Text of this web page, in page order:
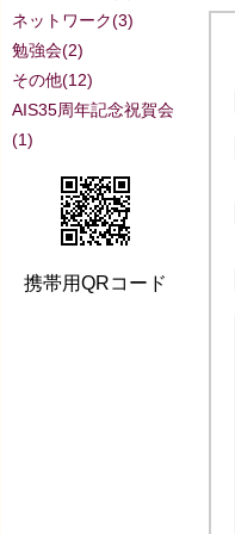
ネットワーク(3)
勉強会(2)
その他(12)
AIS35周年記念祝賀会
(1)
携帯用QRコード